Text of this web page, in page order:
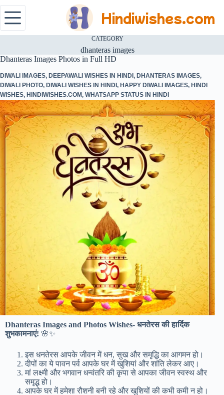
Hindiwishes.com
CATEGORY
dhanteras images
Dhanteras Images Photos in Full HD
DIWALI IMAGES, DEEPAWALI WISHES IN HINDI, DHANTERAS IMAGES,
DIWALI PHOTO, DIWALI WISHES IN HINDI, HAPPY DIWALI IMAGES, HINDI
WISHES, HINDIWISHES.COM, WHATSAPP STATUS IN HINDI
Dhanteras Images and Photos Wishes- धनतेरस की हार्दिक
शुभकामनाएं! 🌸✨
इस धनतेरस आपके जीवन में धन, सुख और समृद्धि का आगमन हो।
दीपों का ये पावन पर्व आपके घर में खुशियां और शांति लेकर आए।
मां लक्ष्मी और भगवान धन्वंतरि की कृपा से आपका जीवन स्वस्थ और
समृद्ध हो।
आपके घर में हमेशा रौशनी बनी रहे और खुशियों की कभी कमी न हो।